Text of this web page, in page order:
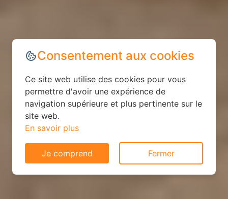
Consentement aux cookies
Ce site web utilise des cookies pour vous
permettre d'avoir une expérience de
navigation supérieure et plus pertinente sur le
site web.
En savoir plus
Je comprend Fermer